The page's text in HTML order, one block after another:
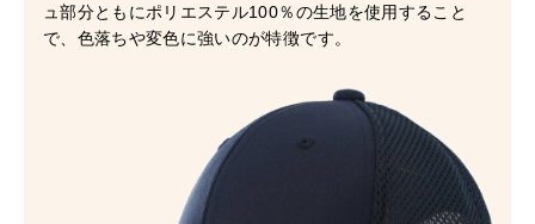
ュ部分ともにポリエステル100％の生地を使用すること
で、色落ちや変色に強いのが特徴です。